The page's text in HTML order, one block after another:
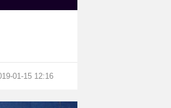
01-15 12:16